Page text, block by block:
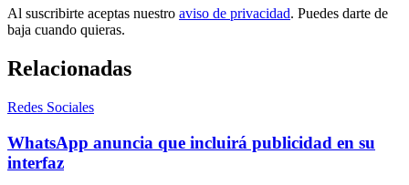
Al suscribirte aceptas nuestro aviso de privacidad. Puedes darte de
baja cuando quieras.
Relacionadas
Redes Sociales
WhatsApp anuncia que incluirá publicidad en su
interfaz